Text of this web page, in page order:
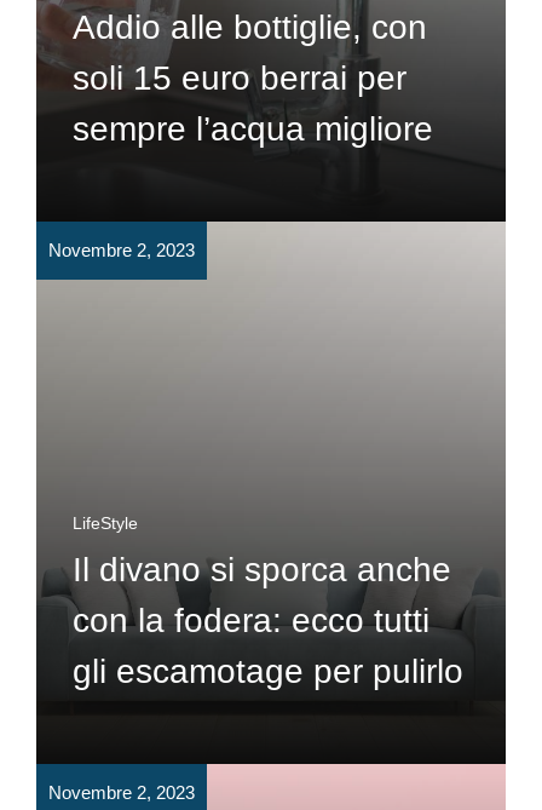
Addio alle bottiglie, con
soli 15 euro berrai per
sempre l’acqua migliore
Novembre 2, 2023
LifeStyle
Il divano si sporca anche
con la fodera: ecco tutti
gli escamotage per pulirlo
Novembre 2, 2023